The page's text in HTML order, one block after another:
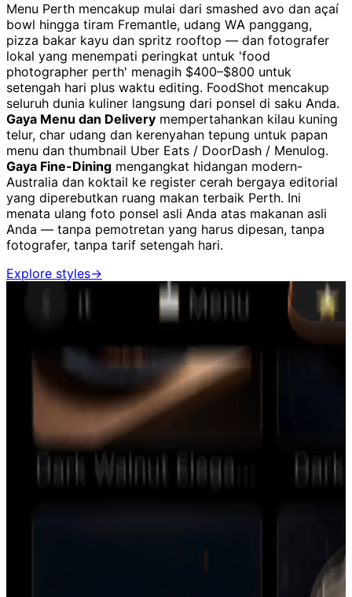
Menu Perth mencakup mulai dari smashed avo dan açaí
bowl hingga tiram Fremantle, udang WA panggang,
pizza bakar kayu dan spritz rooftop — dan fotografer
lokal yang menempati peringkat untuk 'food
photographer perth' menagih $400–$800 untuk
setengah hari plus waktu editing. FoodShot mencakup
seluruh dunia kuliner langsung dari ponsel di saku Anda.
Gaya Menu dan Delivery mempertahankan kilau kuning
telur, char udang dan kerenyahan tepung untuk papan
menu dan thumbnail Uber Eats / DoorDash / Menulog.
Gaya Fine-Dining mengangkat hidangan modern-
Australia dan koktail ke register cerah bergaya editorial
yang diperebutkan ruang makan terbaik Perth. Ini
menata ulang foto ponsel asli Anda atas makanan asli
Anda — tanpa pemotretan yang harus dipesan, tanpa
fotografer, tanpa tarif setengah hari.
Explore styles→